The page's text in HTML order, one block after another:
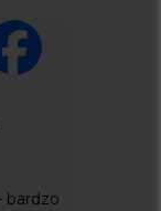
bardzo